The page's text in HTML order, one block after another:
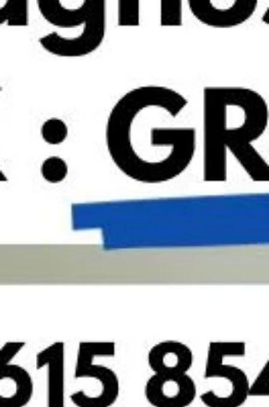
ansiedad al pensar en una consulta dental. En algunos
casos, este temor llega a ser tan intenso que provoca
que las personas retrasen revisiones importantes,
afectando así su salud bucodental […]
Carillas dentales en
Valencia para recuperar una
sonrisa bonita y natural
estética facial, también influye directamente en la
confianza y la seguridad personal. Muchas personas
sienten incomodidad al sonreír debido a manchas,
fracturas, separaciones entre dientes o desgastes
visibles. Afortunadamente, las carillas dentales se han
He leído y acepto las políticas de privacidad
ENVIAR
Whatsapp
Ahora también puedes preguntarnos por
Whatsapp.